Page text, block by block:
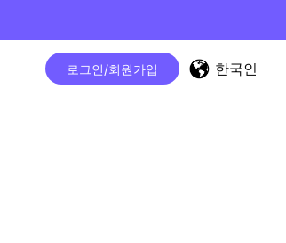
로그인/회원가입 한국인